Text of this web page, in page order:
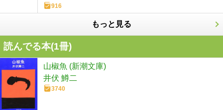
916
もっと見る
読んでる本(1冊)
山椒魚 (新潮文庫)
井伏 鱒二
3740